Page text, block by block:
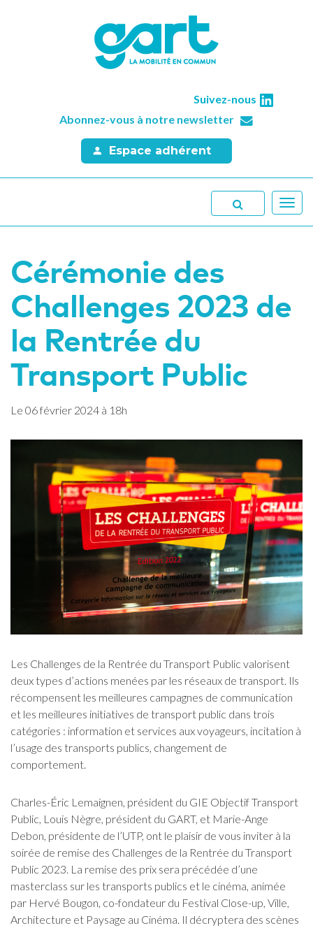
Suivez-nous
Abonnez-vous à notre newsletter
Espace adhérent
Cérémonie des
Challenges 2023 de
la Rentrée du
Transport Public
Le 06février 2024 à 18h
Les Challenges de la Rentrée du Transport Public valorisent
deux types d’actions menées par les réseaux de transport. Ils
récompensent les meilleures campagnes de communication
et les meilleures initiatives de transport public dans trois
catégories : information et services aux voyageurs, incitation à
l’usage des transports publics, changement de
comportement.
Charles-Éric Lemaignen, président du GIE Objectif Transport
Public, Louis Nègre, président du GART, et Marie-Ange
Debon, présidente de l’UTP, ont le plaisir de vous inviter à la
soirée de remise des Challenges de la Rentrée du Transport
Public 2023. La remise des prix sera précédée d’une
masterclass sur les transports publics et le cinéma, animée
par Hervé Bougon, co-fondateur du Festival Close-up, Ville,
Architecture et Paysage au Cinéma. Il décryptera des scènes